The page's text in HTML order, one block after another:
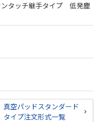
タッチ継手タイプ 低発塵
真空パッドスタンダード
タイプ注文形式一覧